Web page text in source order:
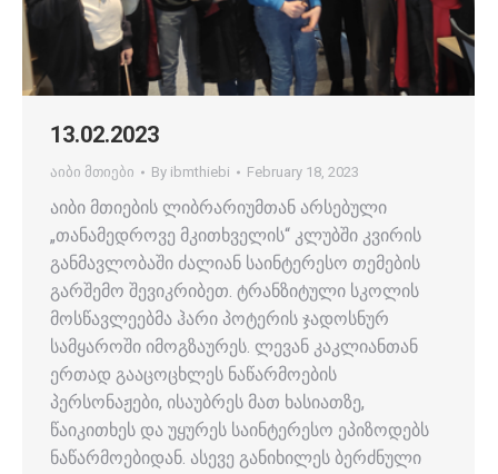
13.02.2023
აიბი მთიები By ibmthiebi February 18, 2023
აიბი მთიების ლიბრარიუმთან არსებული
„თანამედროვე მკითხველის“ კლუბში კვირის
განმავლობაში ძალიან საინტერესო თემების
გარშემო შევიკრიბეთ. ტრანზიტული სკოლის
მოსწავლეებმა ჰარი პოტერის ჯადოსნურ
სამყაროში იმოგზაურეს. ლევან კაკლიანთან
ერთად გააცოცხლეს ნაწარმოების
პერსონაჟები, ისაუბრეს მათ ხასიათზე,
წაიკითხეს და უყურეს საინტერესო ეპიზოდებს
ნაწარმოებიდან. ასევე განიხილეს ბერძნული